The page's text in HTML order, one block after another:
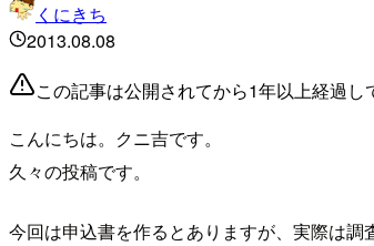
くにきち
2013.08.08
この記事は公開されてから1年以上経過し
こんにちは。クニ吉です。
久々の投稿です。
今回は申込書を作るとありますが、実際は調